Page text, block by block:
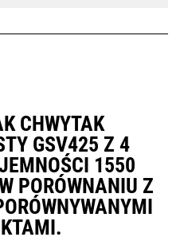
CHWYTAK
GSV425 Z 4
1550
PORÓWNANIU Z